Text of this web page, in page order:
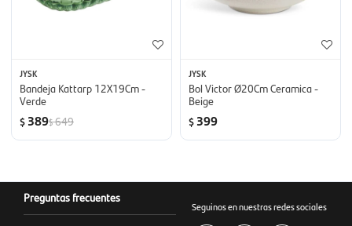
JYSK
Bandeja Kattarp 12X19Cm -
Verde
$ 389$649
JYSK
Bol Victor Ø20Cm Ceramica -
Beige
$ 399
Preguntas frecuentes
Seguinos en nuestras redes sociales